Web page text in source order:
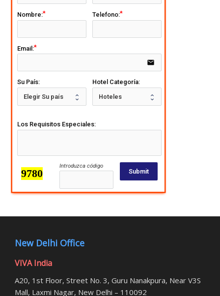
Nombre: Telefono:
Email:
email
Su País: Hotel Categoría:
Los Requisitos Especiales:
Introduzca código
Submit
New Delhi Office
VIVA India
A20, 1st Floor, Street No. 3, Guru Nanakpura, Near V3S
Mall, Laxmi Nagar, New Delhi – 110092